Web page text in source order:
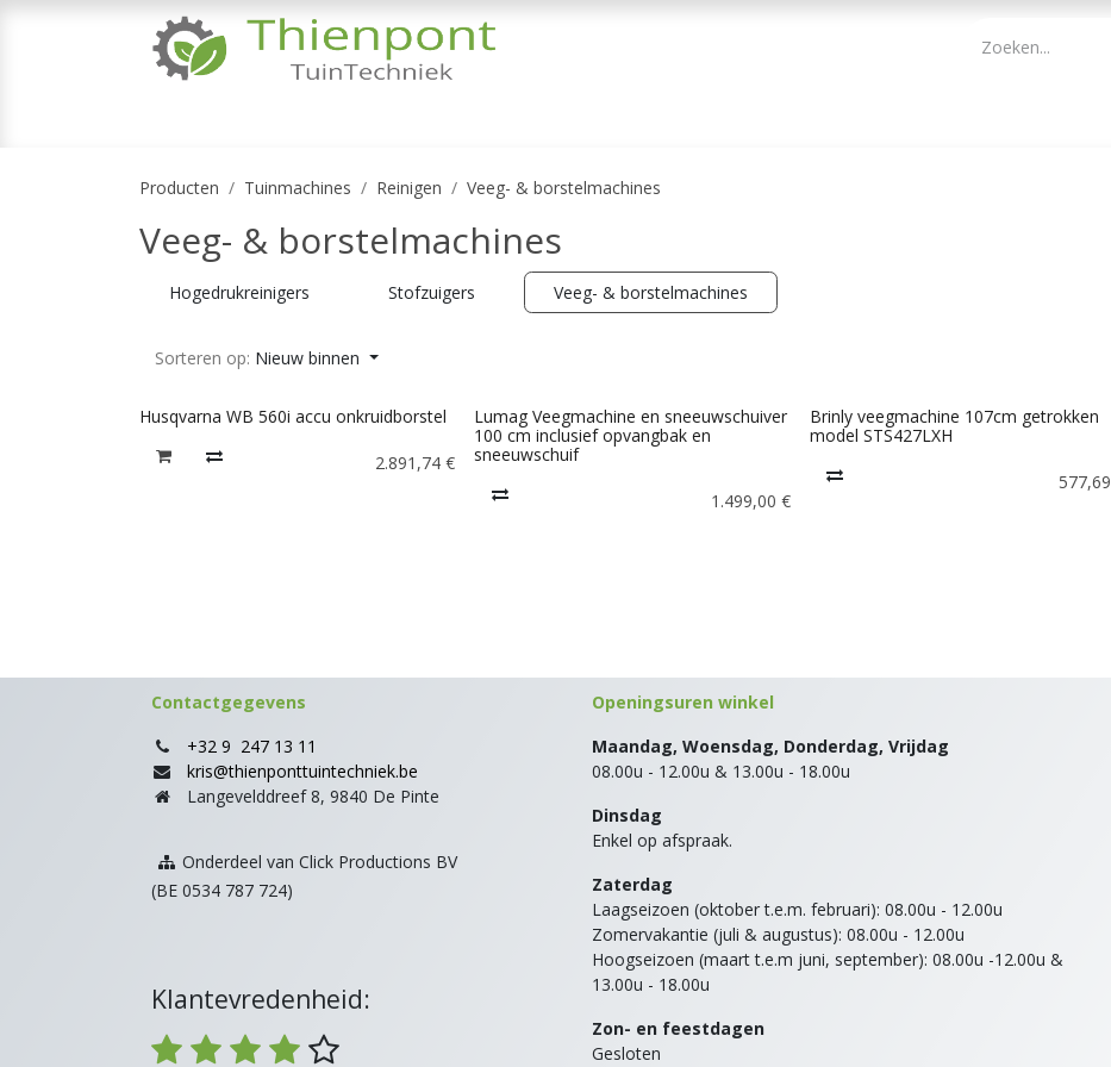
Producten Tuinmachines Reinigen Veeg- & borstelmachines
Veeg- & borstelmachines
Hogedrukreinigers Stofzuigers Veeg- & borstelmachines
Sorteren op: Nieuw binnen
Husqvarna WB 560i accu onkruidborstel
2.891,74 €
Lumag Veegmachine en sneeuwschuiver
100 cm inclusief opvangbak en
sneeuwschuif
1.499,00 €
Brinly veegmachine 107cm getrokken
model STS427LXH
577,69
Openingsuren winkel
Maandag, Woensdag, Donderdag, Vrijdag
08.00u - 12.00u & 13.00u - 18.00u
Dinsdag
Enkel op afspraak.
Zaterdag
Laagseizoen (oktober t.e.m. februari): 08.00u - 12.00u
Zomervakantie (juli & augustus): 08.00u - 12.00u
Hoogseizoen (maart t.e.m juni, september): 08.00u -12.00u &
13.00u - 18.00u
Zon- en feestdagen
Gesloten
Contactgegevens
+32 9 247 13 11
kris@thienponttuintechniek.be
Langevelddreef 8, 9840 De Pinte
Onderdeel van Click Productions BV
(BE 0534 787 724)
Klantevredenheid: